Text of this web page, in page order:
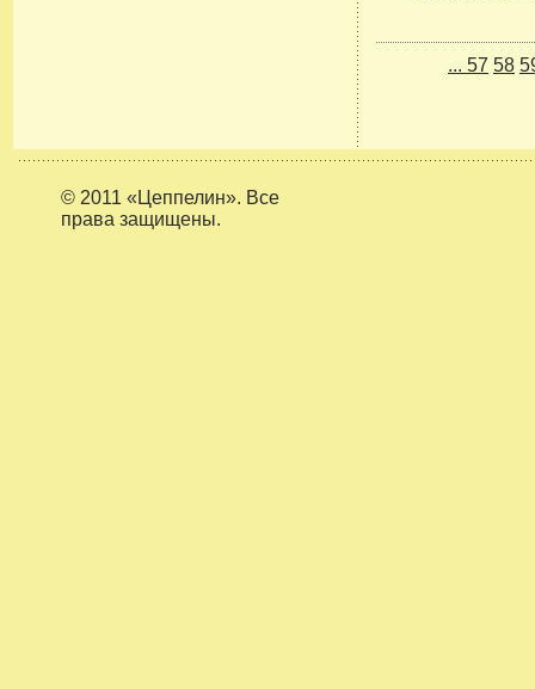
... 57 58
© 2011 «Цеппелин». Все
права защищены.